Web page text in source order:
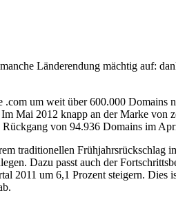
Länderendung mächtig auf:
um weit über 600.000
Mai 2012 knapp an der Marke von
von 94.936 Domains im
traditionellen
Dazu passt auch der
2011 um 6,1 Prozent steigern.